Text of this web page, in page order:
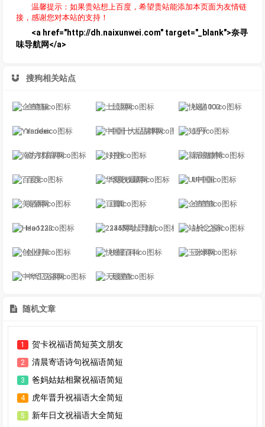
温馨提示：如果贵站想上百度，希望贵站能添加本页面为友情链
接，感谢您对本站的支持！
<a href="http://dh.naixunwei.com" target="_blank">奈寻
味导航网</a>
搜狗相关站点
企查猫 土流网 快递100
Yandex 中国十大品牌网 知乎
南方财富网 好搜 新浪微博
百度 华夏收藏网 UI中国
美酒网 豆瓣 企查查
Hao123 2345网址导航 站长之家
创业邦 快懂百科 玉米网
中华卫浴网 天眼查
随机文章
1 贺卡祝福语简短英文朋友
2 清晨寄语诗句祝福语简短
3 爸妈姑姑相聚祝福语简短
4 虎年晋升祝福语大全简短
5 新年日文祝福语大全简短